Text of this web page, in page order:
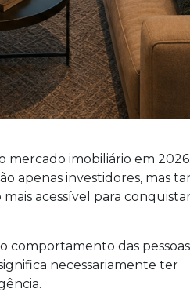
mercado imobiliário em
apenas investidores, mas
acessível para
comportamento das
necessariamente ter